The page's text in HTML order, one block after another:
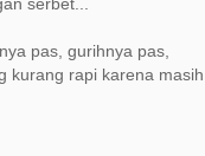
serbet...
pas, gurihnya pas,
kurang rapi karena masih